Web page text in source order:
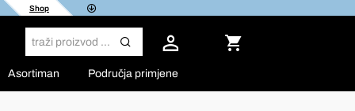
Shop
Asortiman Područja primjene